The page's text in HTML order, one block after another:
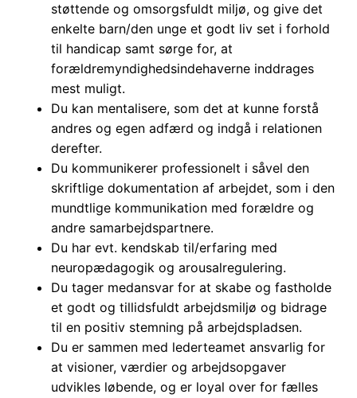
støttende og omsorgsfuldt miljø, og give det
enkelte barn/den unge et godt liv set i forhold
til handicap samt sørge for, at
forældremyndighedsindehaverne inddrages
mest muligt.
Du kan mentalisere, som det at kunne forstå
andres og egen adfærd og indgå i relationen
derefter.
Du kommunikerer professionelt i såvel den
skriftlige dokumentation af arbejdet, som i den
mundtlige kommunikation med forældre og
andre samarbejdspartnere.
Du har evt. kendskab til/erfaring med
neuropædagogik og arousalregulering.
Du tager medansvar for at skabe og fastholde
et godt og tillidsfuldt arbejdsmiljø og bidrage
til en positiv stemning på arbejdspladsen.
Du er sammen med lederteamet ansvarlig for
at visioner, værdier og arbejdsopgaver
udvikles løbende, og er loyal over for fælles